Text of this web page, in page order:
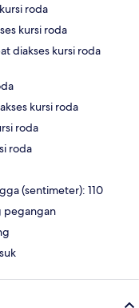
roda
kursi roda
diakses kursi roda
kursi roda
roda
roda
(sentimeter): 110
pegangan